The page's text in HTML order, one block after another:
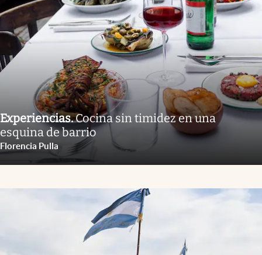
Experiencias.Cocina sin timidez en una
esquina de barrio
Florencia Pulla